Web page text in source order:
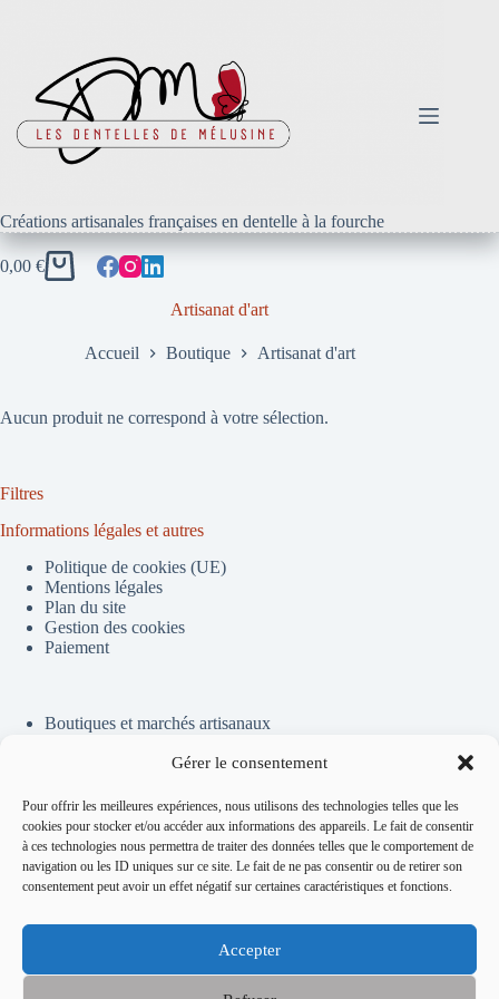
Gérer le consentement
Pour offrir les meilleures expériences, nous utilisons des technologies telles que les
cookies pour stocker et/ou accéder aux informations des appareils. Le fait de consentir
à ces technologies nous permettra de traiter des données telles que le comportement de
navigation ou les ID uniques sur ce site. Le fait de ne pas consentir ou de retirer son
consentement peut avoir un effet négatif sur certaines caractéristiques et fonctions.
Accepter
Créations artisanales françaises en dentelle à la fourche
Panier
0,00 €
Artisanat d'art
Accueil Boutique Artisanat d'art
Aucun produit ne correspond à votre sélection.
Filtres
Informations légales et autres
Politique de cookies (UE)
Mentions légales
Plan du site
Gestion des cookies
Paiement
Boutiques et marchés artisanaux
La dentelle à la fourche, c’est quoi ?